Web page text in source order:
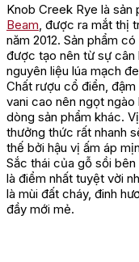
Knob Creek Rye là sản
Beam , được ra mắt thị
năm 2012. Sản phẩm
được tạo nên từ sự cân
nguyên liệu lúa mạch
Chất rượu cổ điển,
vani cao nên ngọt ngào
dòng sản phẩm khác.
thưởng thức rất nhanh
thế bởi hậu vị ấm áp
Sắc thái của gỗ sồi
là điểm nhất tuyệt vời
là mùi đất cháy, đinh
đầy mới mẻ.